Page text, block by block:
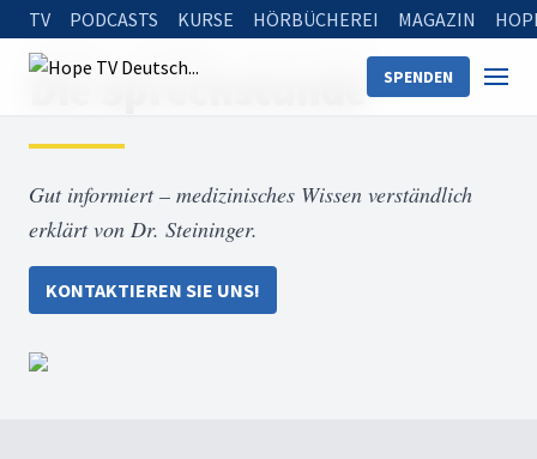
TV PODCASTS KURSE HÖRBÜCHEREI MAGAZIN
SPENDEN
Startseite Die Sprechstunde
Die Sprechstunde
Gut informiert – medizinisches Wissen verständlich
erklärt von Dr. Steininger.
KONTAKTIEREN SIE UNS!